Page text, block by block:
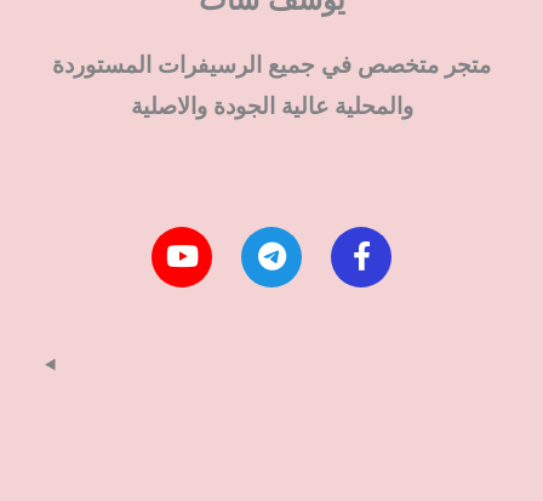
متجر متخصص في جميع الرسيفرات المستوردة
والمحلية عالية الجودة والاصلية